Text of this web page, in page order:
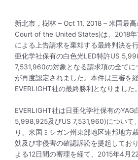
新北市，樹林 – Oct 11, 2018 – 米国最
Court of the United States)は、2018年
による上告請求を棄却する最終判決を
亜化学社保有の白色光LED特許US
7,531,960の対象となる請求項の全てに
が再度認定されました。本件は三審を経
EVERLIGHT社の最終勝利となりました。
EVERLIGHT社は日亜化学社保有のYAG
5,998,925及びUS 7,531,960)について
り、米国ミシガン州東部地区連邦地方
効及び非侵害の確認訴訟を提起してお
よる12日間の審理を経て、2015年4月